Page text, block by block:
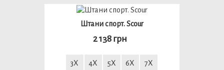
Штани спорт. Scour
2 138 грн
3X 4X 5X 6X 7X